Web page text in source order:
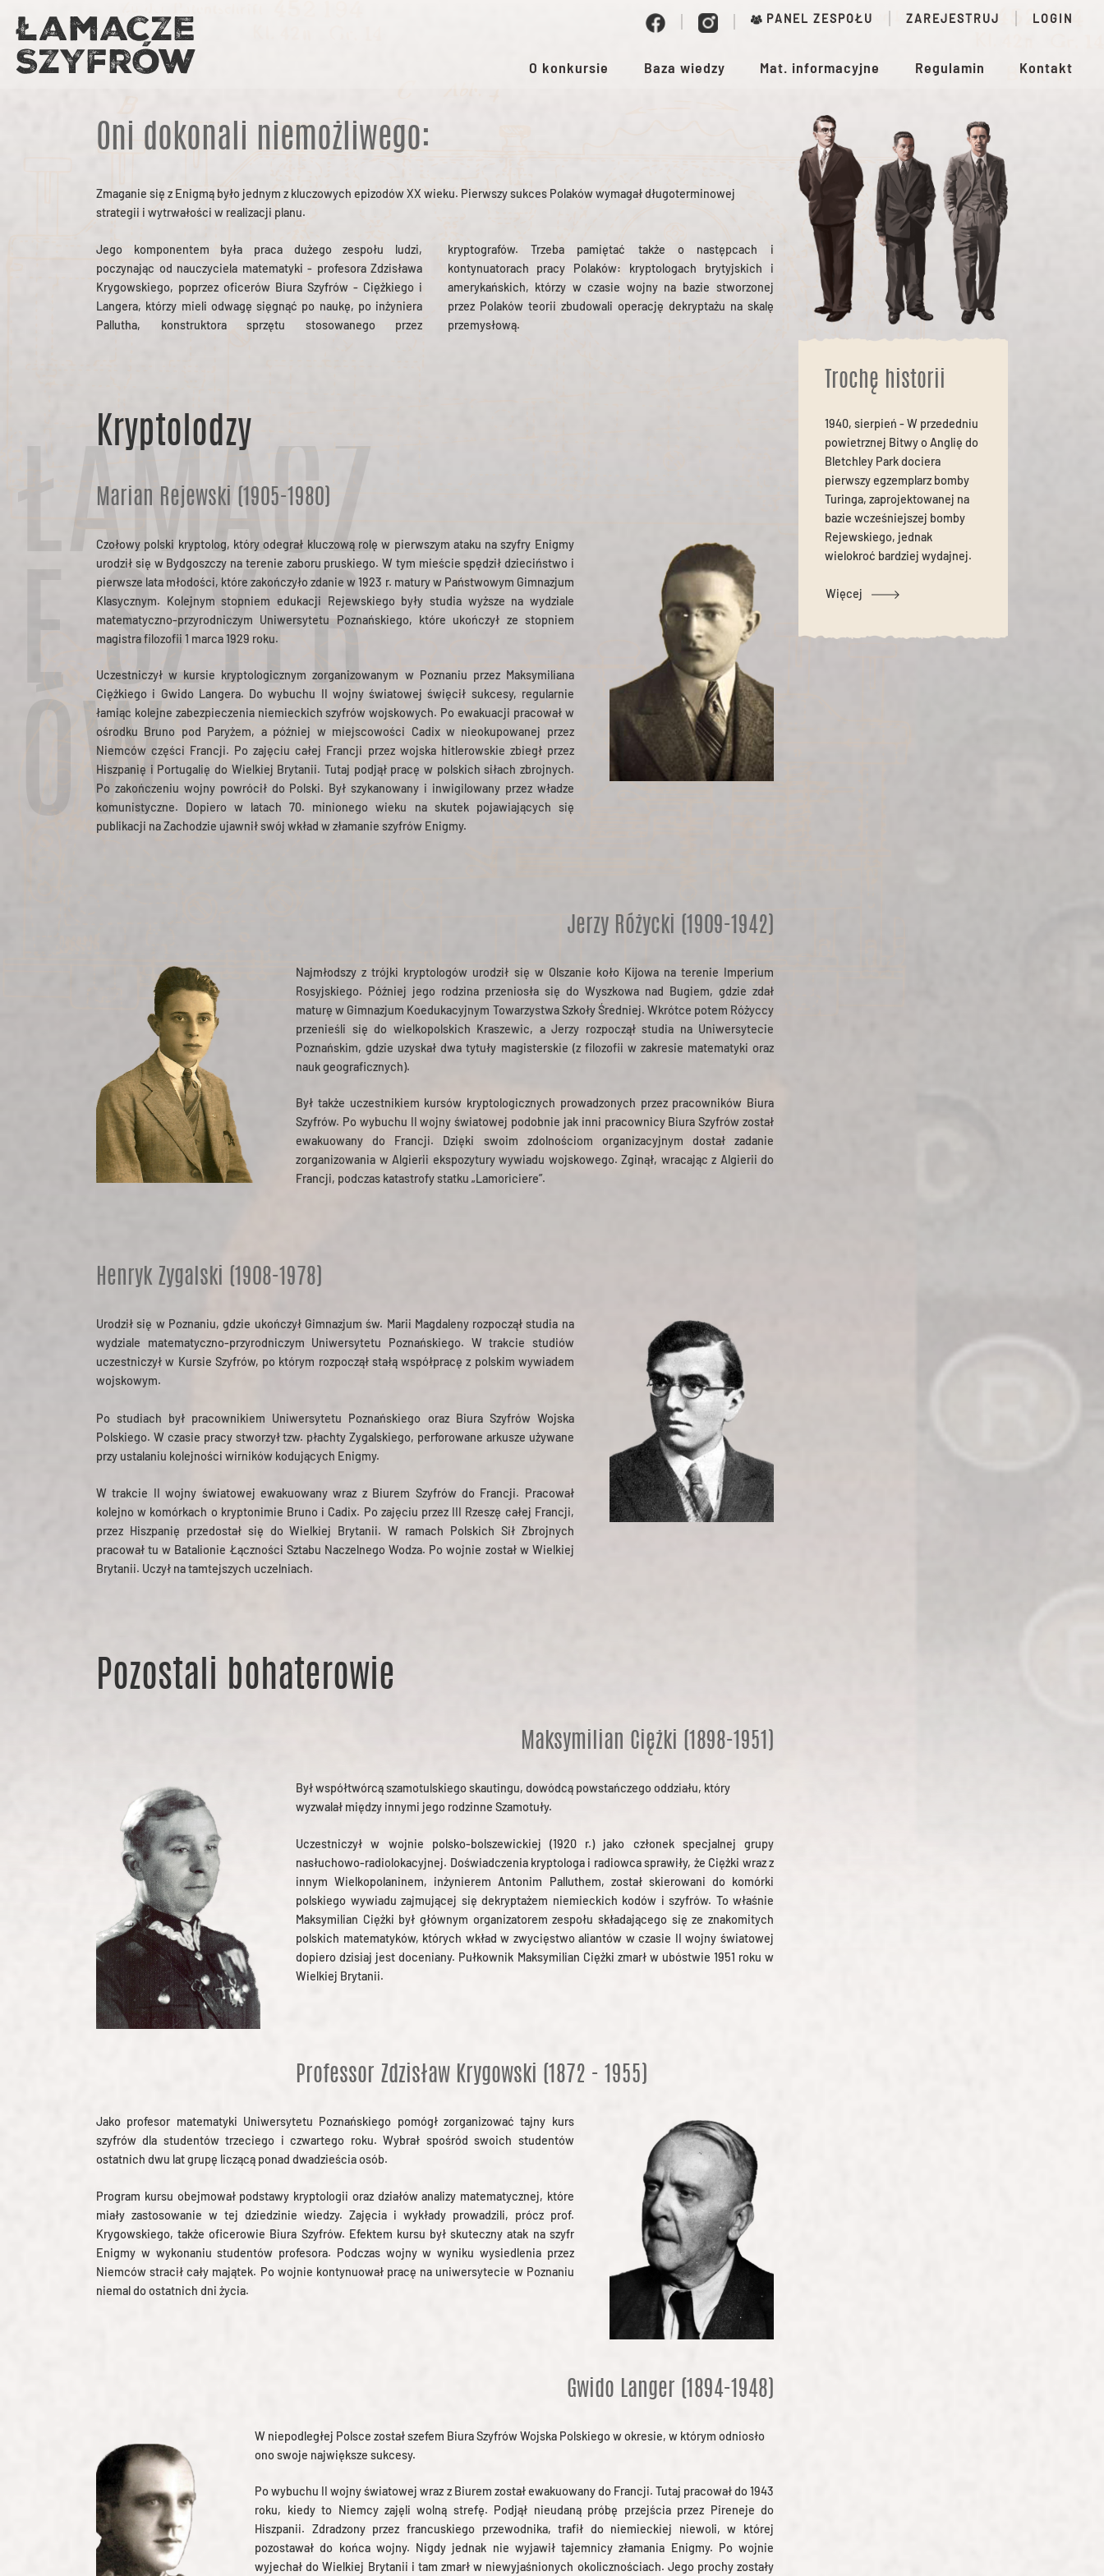
PANEL ZESPOŁU ZAREJESTRUJ LOGIN
O konkursie Baza wiedzy Mat. informacyjne Regulamin Kontakt
ŁAMACZ
E SZYFR
ÓW
Oni dokonali niemożliwego:
Zmaganie się z Enigmą było jednym z kluczowych epizodów XX wieku. Pierwszy sukces Polaków wymagał długoterminowej
strategii i wytrwałości w realizacji planu.
Jego komponentem była praca dużego zespołu ludzi,
poczynając od nauczyciela matematyki - profesora Zdzisława
Krygowskiego, poprzez oficerów Biura Szyfrów - Ciężkiego i
Langera, którzy mieli odwagę sięgnąć po naukę, po inżyniera
Pallutha, konstruktora sprzętu stosowanego przez
kryptografów. Trzeba pamiętać także o następcach i
kontynuatorach pracy Polaków: kryptologach brytyjskich i
amerykańskich, którzy w czasie wojny na bazie stworzonej
przez Polaków teorii zbudowali operację dekryptażu na skalę
przemysłową.
Kryptolodzy
Marian Rejewski (1905-1980)
Czołowy polski kryptolog, który odegrał kluczową rolę w pierwszym ataku na szyfry Enigmy
urodził się w Bydgoszczy na terenie zaboru pruskiego. W tym mieście spędził dzieciństwo i
pierwsze lata młodości, które zakończyło zdanie w 1923 r. matury w Państwowym Gimnazjum
Klasycznym. Kolejnym stopniem edukacji Rejewskiego były studia wyższe na wydziale
matematyczno-przyrodniczym Uniwersytetu Poznańskiego, które ukończył ze stopniem
magistra filozofii 1 marca 1929 roku.
Uczestniczył w kursie kryptologicznym zorganizowanym w Poznaniu przez Maksymiliana
Ciężkiego i Gwido Langera. Do wybuchu II wojny światowej święcił sukcesy, regularnie
łamiąc kolejne zabezpieczenia niemieckich szyfrów wojskowych. Po ewakuacji pracował w
ośrodku Bruno pod Paryżem, a później w miejscowości Cadix w nieokupowanej przez
Niemców części Francji. Po zajęciu całej Francji przez wojska hitlerowskie zbiegł przez
Hiszpanię i Portugalię do Wielkiej Brytanii. Tutaj podjął pracę w polskich siłach zbrojnych.
Po zakończeniu wojny powrócił do Polski. Był szykanowany i inwigilowany przez władze
komunistyczne. Dopiero w latach 70. minionego wieku na skutek pojawiających się
publikacji na Zachodzie ujawnił swój wkład w złamanie szyfrów Enigmy.
Jerzy Różycki (1909-1942)
Najmłodszy z trójki kryptologów urodził się w Olszanie koło Kijowa na terenie Imperium
Rosyjskiego. Później jego rodzina przeniosła się do Wyszkowa nad Bugiem, gdzie zdał
maturę w Gimnazjum Koedukacyjnym Towarzystwa Szkoły Średniej. Wkrótce potem Różyccy
przenieśli się do wielkopolskich Kraszewic, a Jerzy rozpoczął studia na Uniwersytecie
Poznańskim, gdzie uzyskał dwa tytuły magisterskie (z filozofii w zakresie matematyki oraz
nauk geograficznych).
Był także uczestnikiem kursów kryptologicznych prowadzonych przez pracowników Biura
Szyfrów. Po wybuchu II wojny światowej podobnie jak inni pracownicy Biura Szyfrów został
ewakuowany do Francji. Dzięki swoim zdolnościom organizacyjnym dostał zadanie
zorganizowania w Algierii ekspozytury wywiadu wojskowego. Zginął, wracając z Algierii do
Francji, podczas katastrofy statku „Lamoriciere”.
Henryk Zygalski (1908-1978)
Urodził się w Poznaniu, gdzie ukończył Gimnazjum św. Marii Magdaleny rozpoczął studia na
wydziale matematyczno-przyrodniczym Uniwersytetu Poznańskiego. W trakcie studiów
uczestniczył w Kursie Szyfrów, po którym rozpoczął stałą współpracę z polskim wywiadem
wojskowym.
Po studiach był pracownikiem Uniwersytetu Poznańskiego oraz Biura Szyfrów Wojska
Polskiego. W czasie pracy stworzył tzw. płachty Zygalskiego, perforowane arkusze używane
przy ustalaniu kolejności wirników kodujących Enigmy.
W trakcie II wojny światowej ewakuowany wraz z Biurem Szyfrów do Francji. Pracował
kolejno w komórkach o kryptonimie Bruno i Cadix. Po zajęciu przez III Rzeszę całej Francji,
przez Hiszpanię przedostał się do Wielkiej Brytanii. W ramach Polskich Sił Zbrojnych
pracował tu w Batalionie Łączności Sztabu Naczelnego Wodza. Po wojnie został w Wielkiej
Brytanii. Uczył na tamtejszych uczelniach.
Pozostali bohaterowie
Maksymilian Ciężki (1898-1951)
Był współtwórcą szamotulskiego skautingu, dowódcą powstańczego oddziału, który
wyzwalał między innymi jego rodzinne Szamotuły.
Uczestniczył w wojnie polsko-bolszewickiej (1920 r.) jako członek specjalnej grupy
nasłuchowo-radiolokacyjnej. Doświadczenia kryptologa i radiowca sprawiły, że Ciężki wraz z
innym Wielkopolaninem, inżynierem Antonim Palluthem, został skierowani do komórki
polskiego wywiadu zajmującej się dekryptażem niemieckich kodów i szyfrów. To właśnie
Maksymilian Ciężki był głównym organizatorem zespołu składającego się ze znakomitych
polskich matematyków, których wkład w zwycięstwo aliantów w czasie II wojny światowej
dopiero dzisiaj jest doceniany. Pułkownik Maksymilian Ciężki zmarł w ubóstwie 1951 roku w
Wielkiej Brytanii.
Professor Zdzisław Krygowski (1872 - 1955)
Jako profesor matematyki Uniwersytetu Poznańskiego pomógł zorganizować tajny kurs
szyfrów dla studentów trzeciego i czwartego roku. Wybrał spośród swoich studentów
ostatnich dwu lat grupę liczącą ponad dwadzieścia osób.
Program kursu obejmował podstawy kryptologii oraz działów analizy matematycznej, które
miały zastosowanie w tej dziedzinie wiedzy. Zajęcia i wykłady prowadzili, prócz prof.
Krygowskiego, także oficerowie Biura Szyfrów. Efektem kursu był skuteczny atak na szyfr
Enigmy w wykonaniu studentów profesora. Podczas wojny w wyniku wysiedlenia przez
Niemców stracił cały majątek. Po wojnie kontynuował pracę na uniwersytecie w Poznaniu
niemal do ostatnich dni życia.
Gwido Langer (1894-1948)
W niepodległej Polsce został szefem Biura Szyfrów Wojska Polskiego w okresie, w którym odniosło
ono swoje największe sukcesy.
Po wybuchu II wojny światowej wraz z Biurem został ewakuowany do Francji. Tutaj pracował do 1943
roku, kiedy to Niemcy zajęli wolną strefę. Podjął nieudaną próbę przejścia przez Pireneje do
Hiszpanii. Zdradzony przez francuskiego przewodnika, trafił do niemieckiej niewoli, w której
pozostawał do końca wojny. Nigdy jednak nie wyjawił tajemnicy złamania Enigmy. Po wojnie
wyjechał do Wielkiej Brytanii i tam zmarł w niewyjaśnionych okolicznościach. Jego prochy zostały
Trochę historii
1940, sierpień - W przededniu
powietrznej Bitwy o Anglię do
Bletchley Park dociera
pierwszy egzemplarz bomby
Turinga, zaprojektowanej na
bazie wcześniejszej bomby
Rejewskiego, jednak
wielokroć bardziej wydajnej.
Więcej